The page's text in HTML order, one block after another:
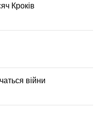
Кроків
війни